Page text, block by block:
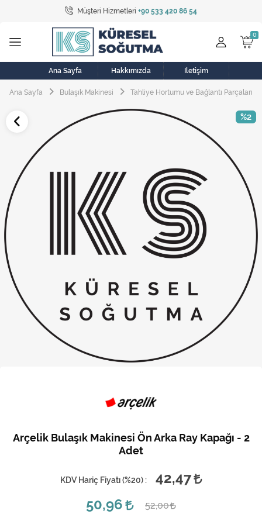
Müşteri Hizmetleri +90 533 420 86 54
Tüm Kategoriler
Bulaşık Makinesi
Buzdolabı
Çamaşır Kurutma Makinesi
Elektrikli Aksamlar
Elektrikli Süpürge
Fan
Fırın, Ocak ve Aspiratör
Klima
Kombi
Musluk
Soğutma Sistemleri
Şofben ve Termosifon
Ana Sayfa Hakkımızda İletişim
Ana Sayfa Bulaşık Makinesi Tahliye Hortumu ve Bağlantı Parçaları
%2
Arçelik Bulaşık Makinesi Ön Arka Ray Kapağı - 2
Adet
KDV Hariç Fiyatı (%20) :
42,47
50,96
52,00